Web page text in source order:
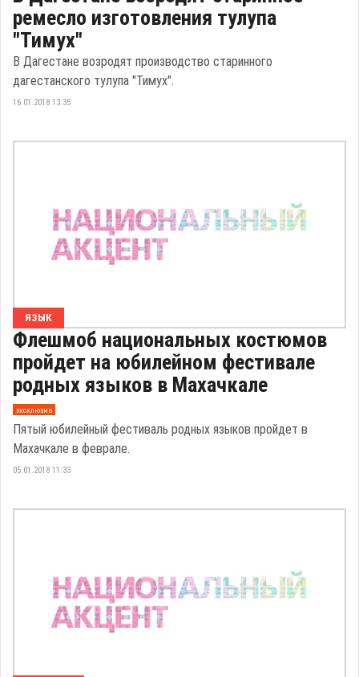
ремесло изготовления тулупа
"Тимух"
В Дагестане возродят производство старинного
дагестанского тулупа "Тимух".
16.01.2018 13:35
ЯЗЫК
Флешмоб национальных костюмов
пройдет на юбилейном фестивале
родных языков в Махачкале
эксклюзив
Пятый юбилейный фестиваль родных языков пройдет в
Махачкале в феврале.
05.01.2018 11:33